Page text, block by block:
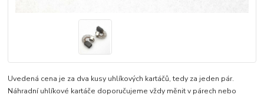
Uvedená cena je za dva kusy uhlíkových kartáčů, tedy za jeden pár.
Náhradní uhlíkové kartáče doporučujeme vždy měnit v párech nebo